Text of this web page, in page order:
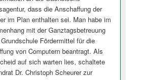
dass die Anschaffung der
im Plan enthalten sei. Man habe im
mit der Ganztagsbetreuung
Fördermittel für die
von Computern beantragt. Als
auf sich warten lies, schaltete
Dr. Christoph Scheurer zur